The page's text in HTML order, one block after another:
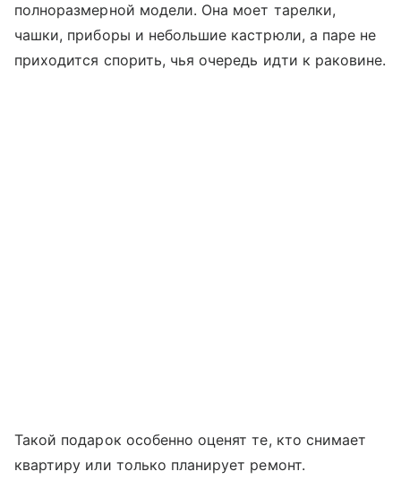
полноразмерной модели. Она моет тарелки,
чашки, приборы и небольшие кастрюли, а паре не
приходится спорить, чья очередь идти к раковине.
Такой подарок особенно оценят те, кто снимает
квартиру или только планирует ремонт.